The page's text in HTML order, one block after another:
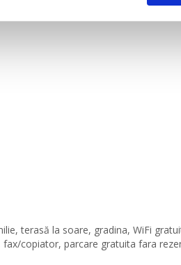
terasă la soare, gradina, WiFi
copiator, parcare gratuita fara